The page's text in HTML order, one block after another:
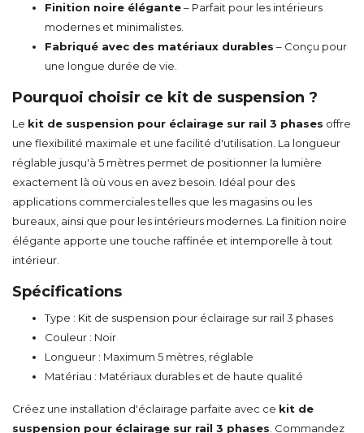
Finition noire élégante– Parfait pour les intérieurs
modernes et minimalistes.
Fabriqué avec des matériaux durables – Conçu pour
une longue durée de vie.
Pourquoi choisir ce kit de suspension ?
Le kit de suspension pour éclairage sur rail 3 phases offre
une flexibilité maximale et une facilité d'utilisation. La longueur
réglable jusqu'à 5 mètres permet de positionner la lumière
exactement là où vous en avez besoin. Idéal pour des
applications commerciales telles que les magasins ou les
bureaux, ainsi que pour les intérieurs modernes. La finition noire
élégante apporte une touche raffinée et intemporelle à tout
intérieur.
Spécifications
Type : Kit de suspension pour éclairage sur rail 3 phases
Couleur : Noir
Longueur : Maximum 5 mètres, réglable
Matériau : Matériaux durables et de haute qualité
Créez une installation d'éclairage parfaite avec ce kit de
suspension pour éclairage sur rail 3 phases . Commandez